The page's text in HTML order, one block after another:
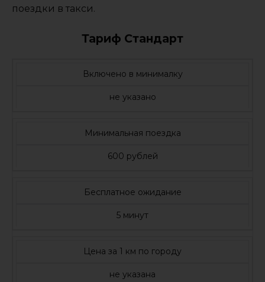
поездки в такси.
Тариф Стандарт
Включено в минималку
не указано
Минимальная поездка
600 рублей
Бесплатное ожидание
5 минут
Цена за 1 км по городу
не указана